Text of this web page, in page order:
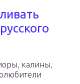
калины,